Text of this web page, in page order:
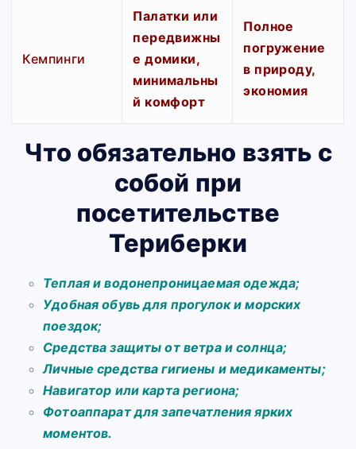
Кемпинги
Палатки или
передвижны
е домики,
минимальны
й комфорт
Полное
погружение
в природу,
экономия
Что обязательно взять с
собой при
посетительстве
Териберки
Теплая и водонепроницаемая одежда;
Удобная обувь для прогулок и морских
поездок;
Средства защиты от ветра и солнца;
Личные средства гигиены и медикаменты;
Навигатор или карта региона;
Фотоаппарат для запечатления ярких
моментов.